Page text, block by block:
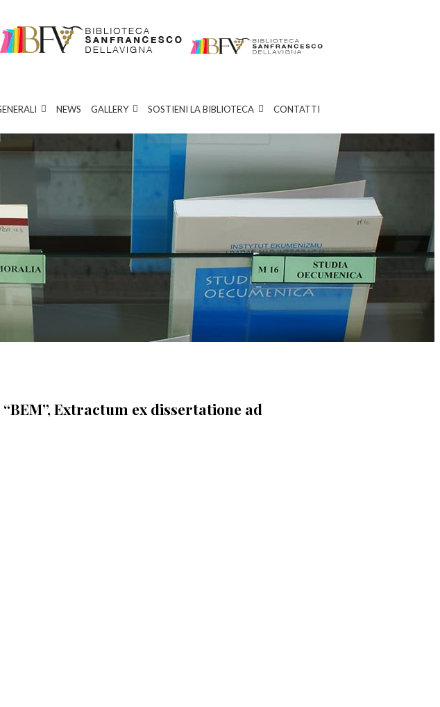
NEWS GALLERY SOSTIENI LA BIBLIOTECA CONTATTI
Extractum ex dissertatione ad